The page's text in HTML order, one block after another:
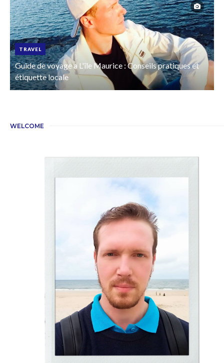
TRAVEL
Guide de voyage a L'île Maurice : Conseils pratiques et
étiquette locale
WELCOME